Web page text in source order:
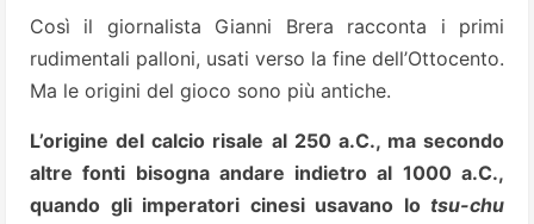
Così il giornalista Gianni Brera racconta i primi
rudimentali palloni, usati verso la fine dell’Ottocento.
Ma le origini del gioco sono più antiche.
L’origine del calcio risale al 250 a.C., ma secondo
altre fonti bisogna andare indietro al 1000 a.C.,
quando gli imperatori cinesi usavano lo tsu-chu